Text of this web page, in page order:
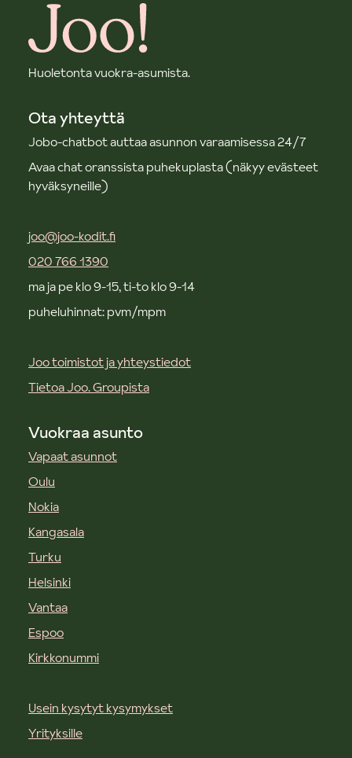
Huoletonta vuokra-asumista.
Ota yhteyttä
Jobo-chatbot auttaa asunnon varaamisessa 24/7
Avaa chat oranssista puhekuplasta (näkyy evästeet
hyväksyneille)
joo@joo-kodit.fi
020 766 1390
ma ja pe klo 9-15, ti-to klo 9-14
puheluhinnat: pvm/mpm
Joo toimistot ja yhteystiedot
Tietoa Joo. Groupista
Vuokraa asunto
Vapaat asunnot
Oulu
Nokia
Kangasala
Turku
Helsinki
Vantaa
Espoo
Kirkkonummi
Usein kysytyt kysymykset
Yrityksille